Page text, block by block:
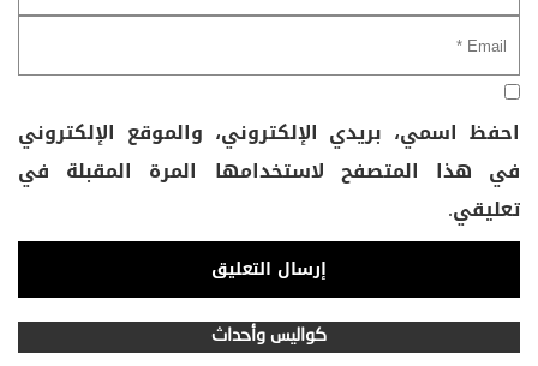
احفظ اسمي، بريدي الإلكتروني، والموقع الإلكتروني
في هذا المتصفح لاستخدامها المرة المقبلة في
تعليقي.
كواليس وأحداث